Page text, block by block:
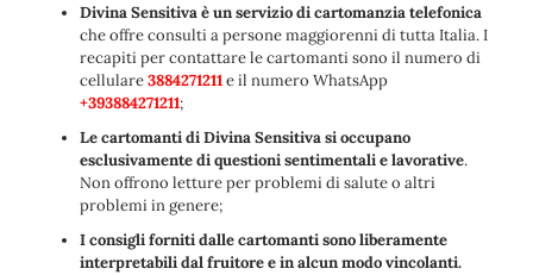
Divina Sensitiva è un servizio di cartomanzia telefonica
che offre consulti a persone maggiorenni di tutta Italia. I
recapiti per contattare le cartomanti sono il numero di
cellulare3884271211e il numero WhatsApp
+393884271211;
Le cartomanti di Divina Sensitiva si occupano
esclusivamente di questioni sentimentali e lavorative.
Non offrono letture per problemi di salute o altri
problemi in genere;
I consigli forniti dalle cartomanti sono liberamente
interpretabili dal fruitore e in alcun modo vincolanti.